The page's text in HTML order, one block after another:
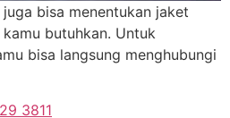
juga bisa menentukan jaket
butuhkan. Untuk
bisa langsung menghubungi
3811